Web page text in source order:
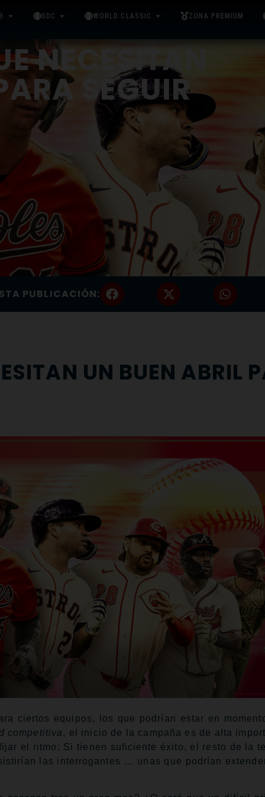
SDC WORLD CLASSIC ZONA PREMIUM
NECESITAN
SEGUIR
PUBLICACIÓN:
UN BUEN ABRIL
ciertos equipos, los que podrían estar en
competitiva , el inicio de la campaña es de alta
el ritmo: Si tienen suficiente éxito, el resto de la
las interrogantes … unas que podrían